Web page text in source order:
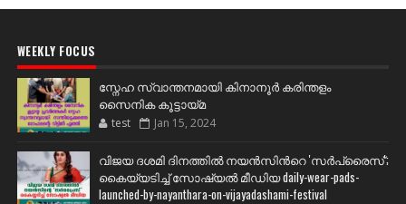
WEEKLY FOCUS
സ്നേഹ സ്വാന്തനമായി കിനാനൂർ കരിന്തളം
സൈനിക കൂട്ടായ്മ
test Jan 15, 2024
വിജയ ദശമി ദിനത്തില്‍ നയന്‍സിന്‍റെ 'സര്‍പ്രൈസ്';
കൈയ്യടിച്ച് സോഷ്യല്‍ മീഡിയ daily-wear-pads-
launched-by-nayanthara-on-vijayadashami-festival